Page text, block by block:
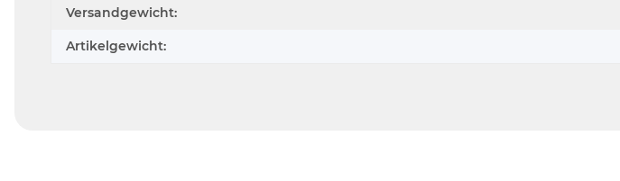
Produkteigenschaft
Wert
Versandgewicht:
Artikelgewicht: